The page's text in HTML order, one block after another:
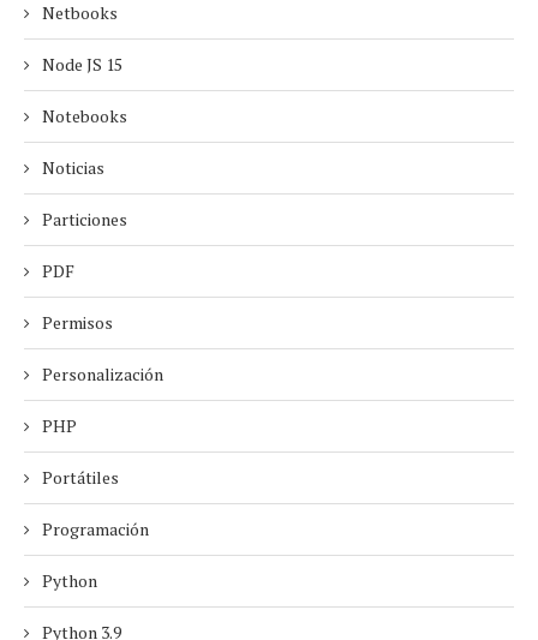
Netbooks
Node JS 15
Notebooks
Noticias
Particiones
PDF
Permisos
Personalización
PHP
Portátiles
Programación
Python
Python 3.9